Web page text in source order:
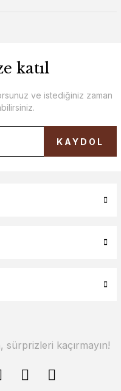
katıl
ve istediğiniz zaman
KAYDOL
sürprizleri kaçırmayın!